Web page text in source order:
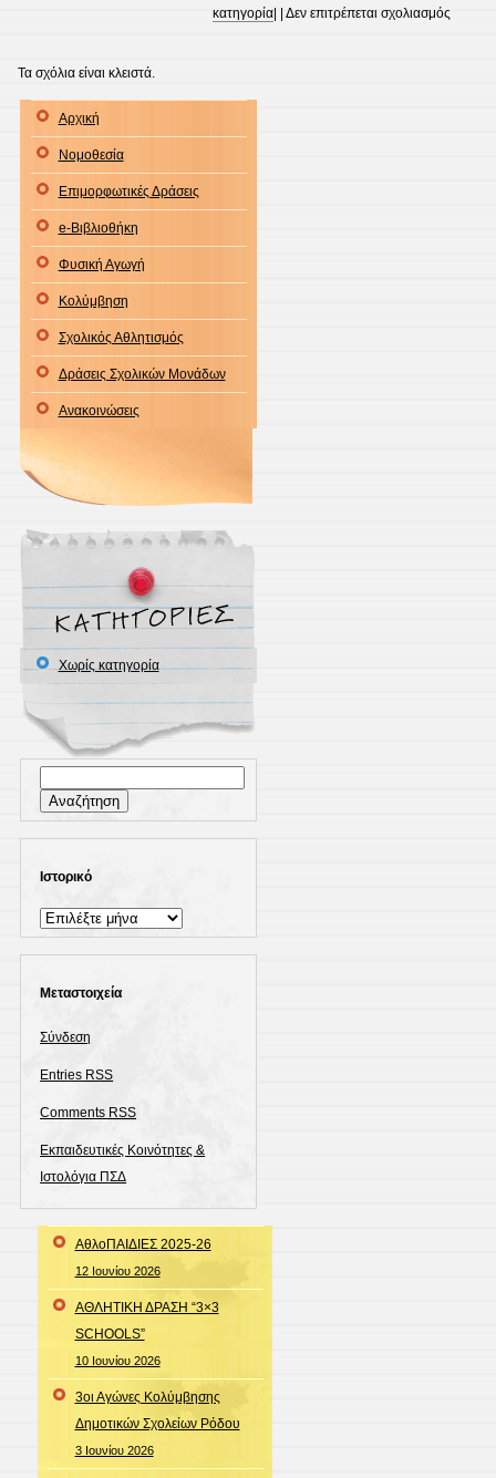
κατηγορία | |Δεν επιτρέπεται σχολιασμός
Τα σχόλια είναι κλειστά.
Αρχική
Νομοθεσία
Επιμορφωτικές Δράσεις
e-Βιβλιοθήκη
Φυσική Αγωγή
Κολύμβηση
Σχολικός Αθλητισμός
Δράσεις Σχολικών Μονάδων
Ανακοινώσεις
Χωρίς κατηγορία
για:
Ιστορικό
Ιστορικό
Μεταστοιχεία
Σύνδεση
Entries RSS
Comments RSS
Εκπαιδευτικές Κοινότητες &
Ιστολόγια ΠΣΔ
ΑθλοΠΑΙΔΙΕΣ 2025-26
12 Ιουνίου 2026
ΑΘΛΗΤΙΚΗ ΔΡΑΣΗ “3×3
SCHOOLS”
10 Ιουνίου 2026
3οι Αγώνες Κολύμβησης
Δημοτικών Σχολείων Ρόδου
3 Ιουνίου 2026